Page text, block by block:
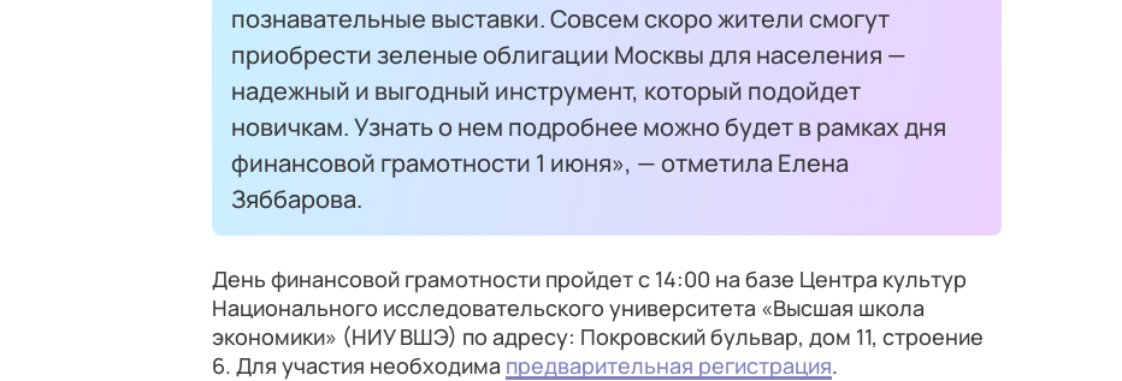
познавательные выставки. Совсем скоро жители смогут
приобрести зеленые облигации Москвы для населения —
надежный и выгодный инструмент, который подойдет
новичкам. Узнать о нем подробнее можно будет в рамках дня
финансовой грамотности 1 июня», — отметила Елена
Зяббарова.
День финансовой грамотности пройдет с 14:00 на базе Центра культур
Национального исследовательского университета «Высшая школа
экономики» (НИУ ВШЭ) по адресу: Покровский бульвар, дом 11, строение
6. Для участия необходима предварительная регистрация.